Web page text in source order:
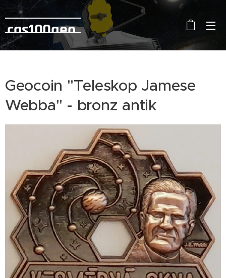
cas100geo
Geocoin "Teleskop Jamese
Webba" - bronz antik